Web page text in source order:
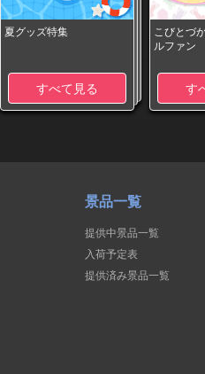
夏グッズ特集
すべて見る
こびとづ
ルファン
す
景品一覧
提供中景品一覧
入荷予定表
提供済み景品一覧